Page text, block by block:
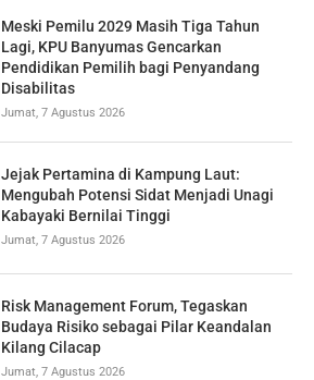
Meski Pemilu 2029 Masih Tiga Tahun
Lagi, KPU Banyumas Gencarkan
Pendidikan Pemilih bagi Penyandang
Disabilitas
Jumat, 7 Agustus 2026
Jejak Pertamina di Kampung Laut:
Mengubah Potensi Sidat Menjadi Unagi
Kabayaki Bernilai Tinggi
Jumat, 7 Agustus 2026
Risk Management Forum, Tegaskan
Budaya Risiko sebagai Pilar Keandalan
Kilang Cilacap
Jumat, 7 Agustus 2026